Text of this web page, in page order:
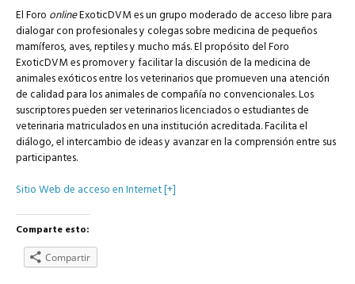
El Foro onlineExoticDVM es un grupo moderado de acceso libre para
dialogar con profesionales y colegas sobre medicina de pequeños
mamíferos, aves, reptiles y mucho más. El propósito del Foro
ExoticDVM es promover y facilitar la discusión de la medicina de
animales exóticos entre los veterinarios que promueven una atención
de calidad para los animales de compañía no convencionales. Los
suscriptores pueden ser veterinarios licenciados o estudiantes de
veterinaria matriculados en una institución acreditada. Facilita el
diálogo, el intercambio de ideas y avanzar en la comprensión entre sus
participantes.
Sitio Web de acceso en Internet [+]
Comparte esto:
Compartir